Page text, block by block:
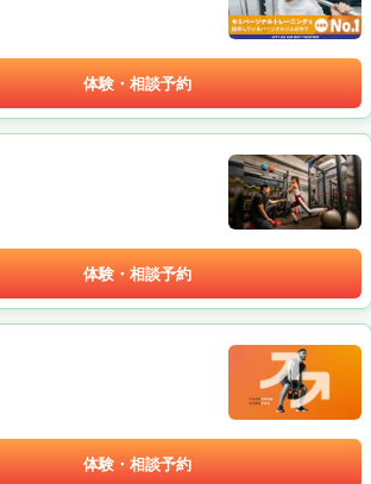
体験・相談予約
体験・相談予約
体験・相談予約